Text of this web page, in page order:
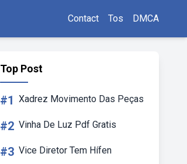
Contact Tos DMCA
Top Post
#1 Xadrez Movimento Das Peças
#2 Vinha De Luz Pdf Gratis
#3 Vice Diretor Tem Hífen